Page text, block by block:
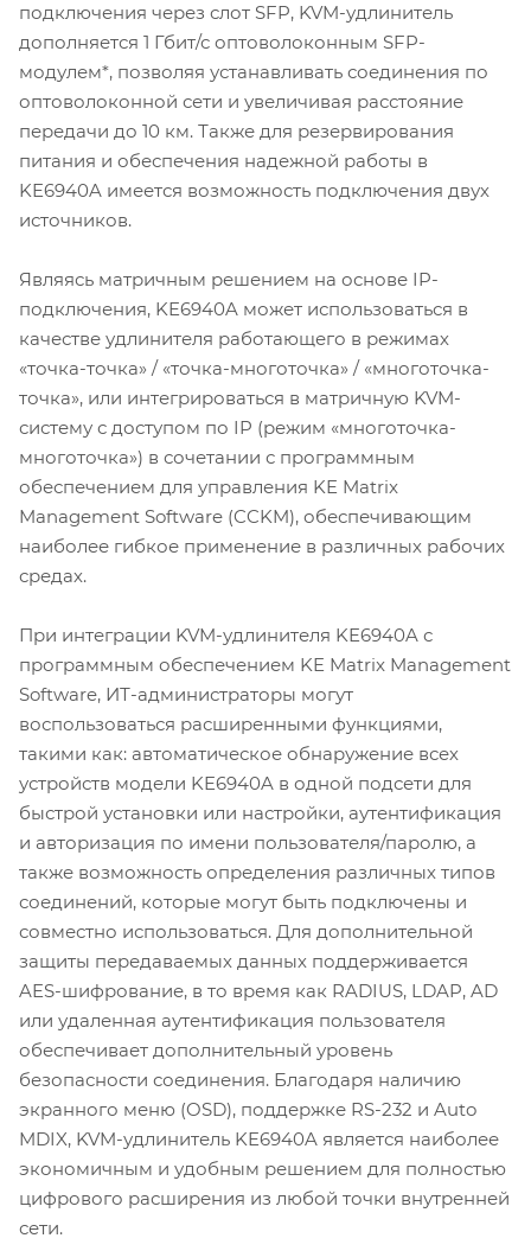
подключения через слот SFP, KVM-удлинитель
дополняется 1 Гбит/с оптоволоконным SFP-
модулем*, позволяя устанавливать соединения по
оптоволоконной сети и увеличивая расстояние
передачи до 10 км. Также для резервирования
питания и обеспечения надежной работы в
KE6940A имеется возможность подключения двух
источников.
Являясь матричным решением на основе IP-
подключения, KE6940A может использоваться в
качестве удлинителя работающего в режимах
«точка-точка» / «точка-многоточка» / «многоточка-
точка», или интегрироваться в матричную KVM-
систему с доступом по IP (режим «многоточка-
многоточка») в сочетании с программным
обеспечением для управления KE Matrix
Management Software (CCKM), обеспечивающим
наиболее гибкое применение в различных рабочих
средах.
При интеграции KVM-удлинителя KE6940A с
программным обеспечением KE Matrix Management
Software, ИТ-администраторы могут
воспользоваться расширенными функциями,
такими как: автоматическое обнаружение всех
устройств модели KE6940A в одной подсети для
быстрой установки или настройки, аутентификация
и авторизация по имени пользователя/паролю, а
также возможность определения различных типов
соединений, которые могут быть подключены и
совместно использоваться. Для дополнительной
защиты передаваемых данных поддерживается
AES-шифрование, в то время как RADIUS, LDAP, AD
или удаленная аутентификация пользователя
обеспечивает дополнительный уровень
безопасности соединения. Благодаря наличию
экранного меню (OSD), поддержке RS-232 и Auto
MDIX, KVM-удлинитель KE6940A является наиболее
экономичным и удобным решением для полностью
цифрового расширения из любой точки внутренней
сети.